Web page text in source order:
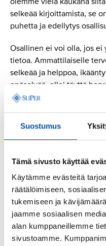
Suostumus
Tämä sivusto käyttää
Käytämme evästeitä
räätälöimiseen,
tukemiseen ja
jaamme sosiaalisen
alan kumppaneillemme
sivustoamme.
selkeää kirjoittamista, se
puhetta ja edellytys
Osallinen ei voi olla, jos ei
tietoa. Ammattilaiselle
selkeää ja helppoa,
epäselvää, ellei täyttä
puhua kielellä, jota
Otetaan kaikki kirjaimet
”Osallinen
ymmärrä, eikä
Asiantuntija